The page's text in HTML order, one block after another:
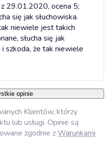
29.01.2020, ocena 5;
się jak słuchowiska.
niewiele jest takich
słucha się jak
szkoda, że tak niewiele
opinie
Klientów, którzy
lub usługi. Opinie są
zgodnie zWarunkami